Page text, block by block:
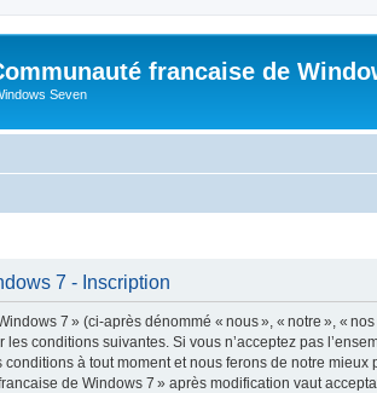
francaise de
Seven
7 - Inscription
7 » (ci-après dénommé « nous », « notre », «
conditions suivantes. Si vous n’acceptez pas
à tout moment et nous ferons de notre
de Windows 7 » après modification vaut